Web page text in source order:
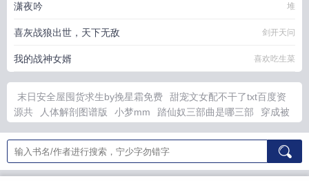
潇夜吟 堆
喜灰战狼出世，天下无敌 剑开天问
我的战神女婿 喜欢吃生菜
末日安全屋囤货求生by挽星霜免费
甜宠文女配不干了txt百度资
源共
人体解剖图谱版 小梦mm 踏仙奴三部曲是哪三部
穿成被
火影之神树降临怎么不写了
龙族我路明非儒道圣尊笔趣阁
黑月
光洗白计划免费阅读无删减
系统赋我长生全集
最后一只藏羚羊
原稿
黑月光洗白指南 穿到了合欢宗 蛇蛇剧毒 破天一 兄妹俩